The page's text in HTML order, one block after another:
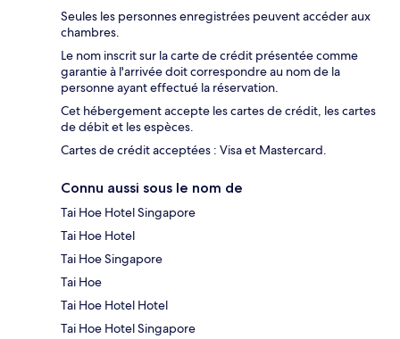
Seules les personnes enregistrées peuvent accéder aux
chambres.
Le nom inscrit sur la carte de crédit présentée comme
garantie à l'arrivée doit correspondre au nom de la
personne ayant effectué la réservation.
Cet hébergement accepte les cartes de crédit, les cartes
de débit et les espèces.
Cartes de crédit acceptées : Visa et Mastercard.
Connu aussi sous le nom de
Tai Hoe Hotel Singapore
Tai Hoe Hotel
Tai Hoe Singapore
Tai Hoe
Tai Hoe Hotel Hotel
Tai Hoe Hotel Singapore